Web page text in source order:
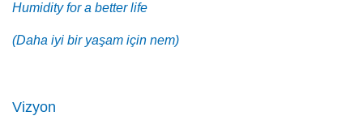
Humidity for a better life
(Daha iyi bir yaşam için nem)
Vizyon